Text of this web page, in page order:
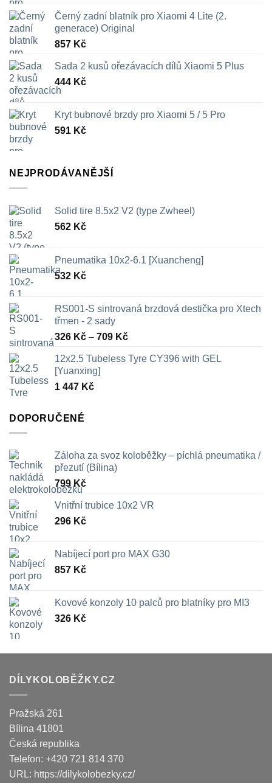
Černý zadní blatník pro Xiaomi 4 Lite (2.
generace) Original
857 Kč
Sada 2 kusů ořezávacích dílů Xiaomi 5 Plus
444 Kč
Kryt bubnové brzdy pro Xiaomi 5 / 5 Pro
591 Kč
NEJPRODÁVANĚJŠÍ
Solid tire 8.5x2 V2 (type Zwheel)
562 Kč
Pneumatika 10x2-6.1 [Xuancheng]
532 Kč
RS001-S sintrovaná brzdová destička pro Xtech
třmen - 2 sady
326 Kč – 709 KčRozpětí
326 Kč
12x2.5 Tubeless Tyre CY396 with GEL
[Yuanxing]
1 447 Kč
DOPORUČENÉ
Záloha za svoz koloběžky – píchlá pneumatika /
přezutí (Bílina)
799Kč
Vnitřní trubice 10x2 VR
296 Kč
Nabíjecí port pro MAX G30
857 Kč
Kovové konzoly 10 palců pro blatníky pro MI3
326 Kč
DÍLYKOLOBĚŽKY.CZ
Pražská 261
Bílina 41801
Česká republika
Telefon: +420 721 814 370
URL: https://dilykolobezky.cz/